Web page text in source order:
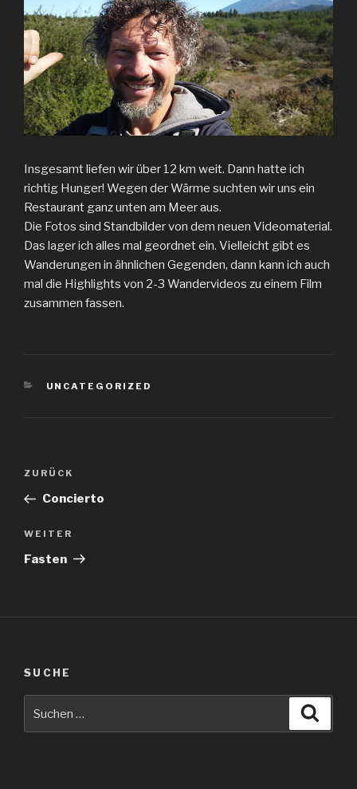
Insgesamt liefen wir über 12 km weit. Dann hatte ich
richtig Hunger! Wegen der Wärme suchten wir uns ein
Restaurant ganz unten am Meer aus.
Die Fotos sind Standbilder von dem neuen Videomaterial.
Das lager ich alles mal geordnet ein. Vielleicht gibt es
Wanderungen in ähnlichen Gegenden, dann kann ich auch
mal die Highlights von 2-3 Wandervideos zu einem Film
zusammen fassen.
KATEGORIEN
UNCATEGORIZED
Beitragsnavigation
Vorheriger
Beitrag
ZURÜCK
Concierto
Nächster
Beitrag
WEITER
Fasten
SUCHE
nach: